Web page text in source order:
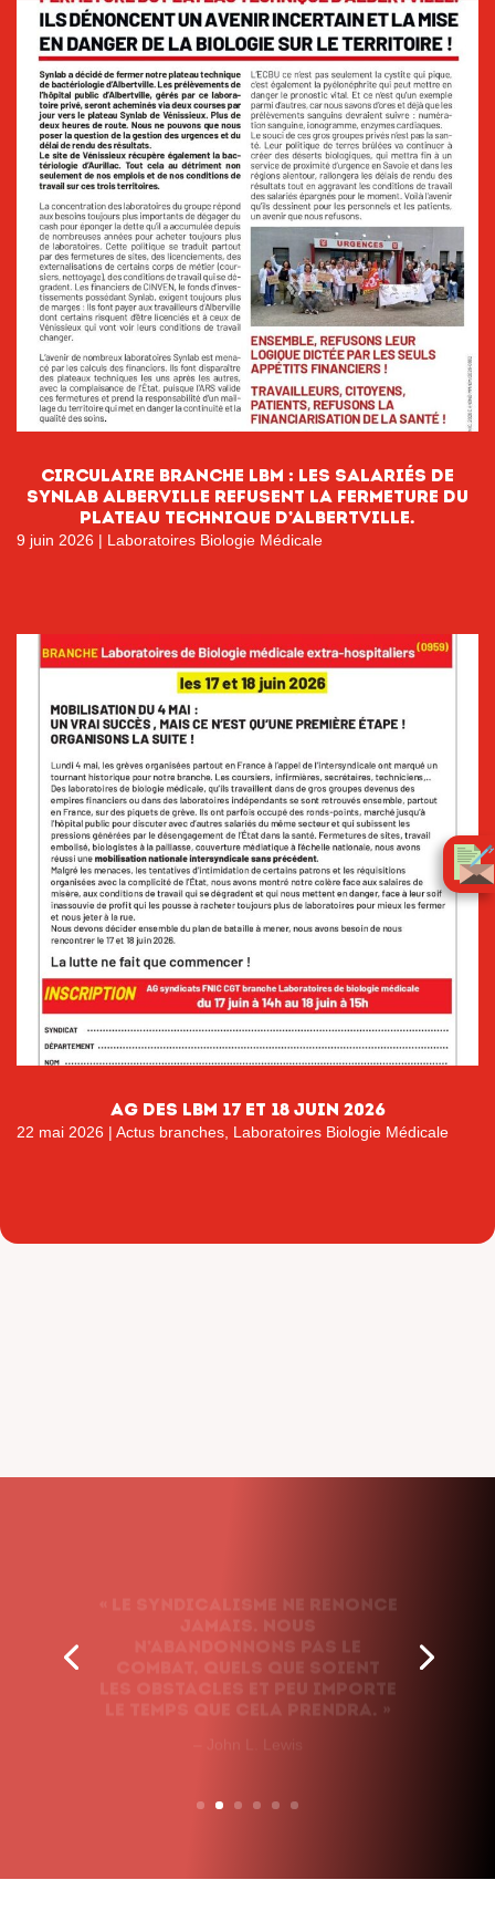
CIRCULAIRE BRANCHE LBM : LES SALARIÉS DE
SYNLAB ALBERVILLE REFUSENT LA FERMETURE DU
PLATEAU TECHNIQUE D’ALBERTVILLE.
9 juin 2026 | Laboratoires Biologie Médicale
AG DES LBM 17 ET 18 JUIN 2026
22 mai 2026 | Actus branches Laboratoires Biologie Médicale
combat, quels que soient
les obstacles et peu importe
le temps que cela prendra. »